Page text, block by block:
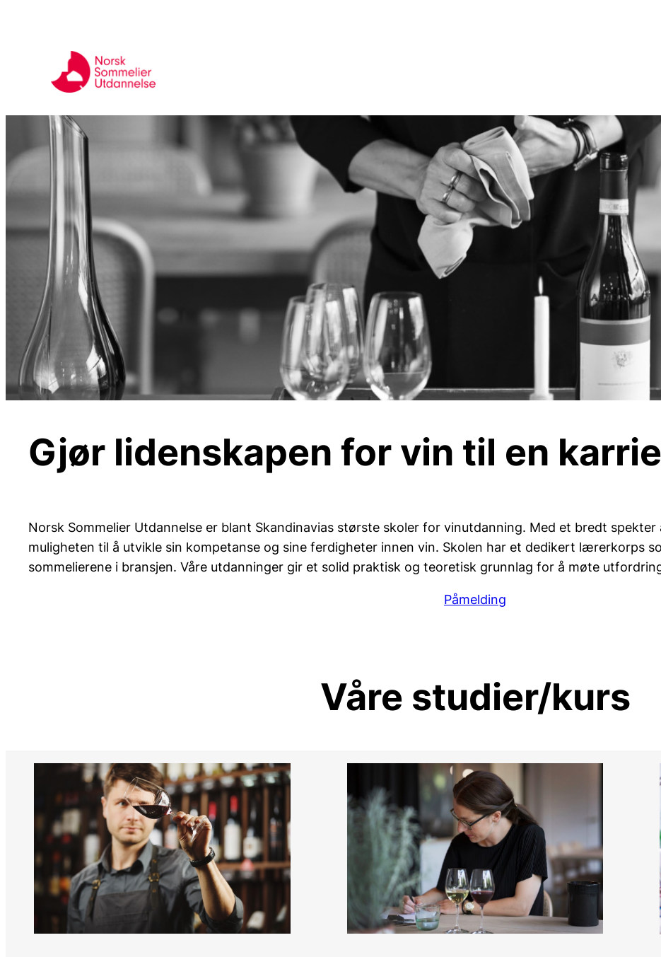
Gjør lidenskapen for vin til en
Norsk Sommelier Utdannelse er blant Skandinavias største skoler for vinutdanning. Med et bredt
muligheten til å utvikle sin kompetanse og sine ferdigheter innen vin. Skolen har et dedikert lærerkorps
sommelierene i bransjen. Våre utdanninger gir et solid praktisk og teoretisk grunnlag for å møte
Påmelding
Våre studier/kurs